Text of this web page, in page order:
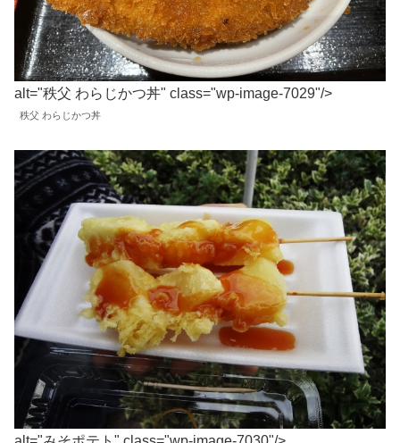
alt="秩父 わらじかつ丼" class="wp-image-7029"/>
秩父 わらじかつ丼